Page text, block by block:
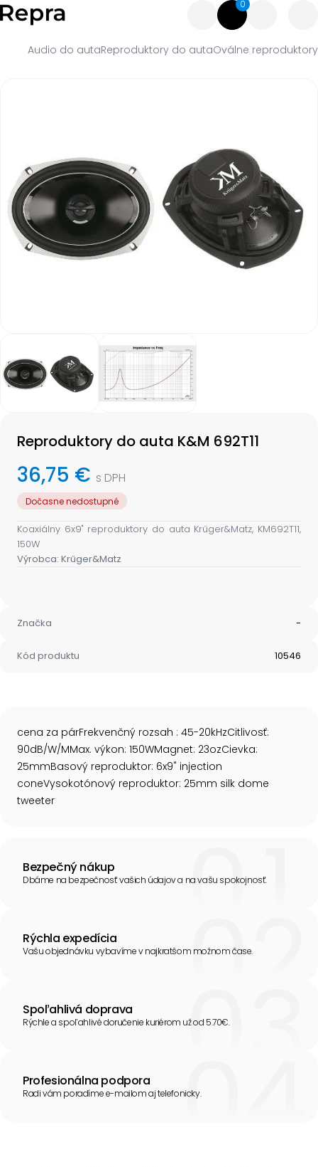
0
Audio do autaReproduktory do autaOválne reproduktory
of
2
Reproduktory do auta K&M 692T11
36,75 € s DPH
Dočasne nedostupné
Koaxiálny 6x9" reproduktory do auta Krűger&Matz, KM692T11,
150W
Výrobca: Krűger&Matz
Značka -
Kód produktu 10546
cena za párFrekvenčný rozsah : 45-20kHzCitlivosť:
90dB/W/MMax. výkon: 150WMagnet: 23ozCievka:
25mmBasový reproduktor: 6x9" injection
coneVysokotónový reproduktor: 25mm silk dome
tweeter
Bezpečný nákup
Dbáme na bezpečnosť vašich údajov a na vašu spokojnosť.
Rýchla expedícia
Vašu objednávku vybavíme v najkratšom možnom čase.
Spoľahlivá doprava
Rýchle a spoľahlivé doručenie kuriérom už od 5.70€.
Profesionálna podpora
Radi vám poradíme e-mailom aj telefonicky.